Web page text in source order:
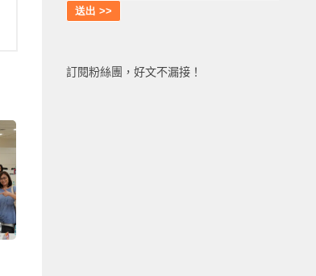
訂閱粉絲團，好文不漏接！